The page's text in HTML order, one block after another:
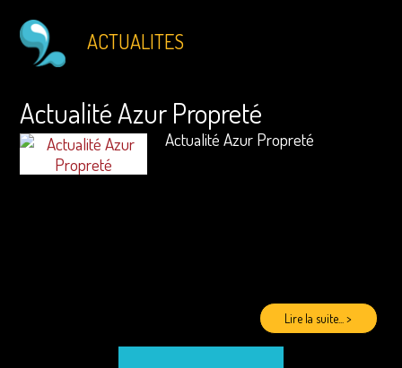
ACTUALITES
Actualité Azur Propreté
Actualité Azur Propreté
Lire la suite... >